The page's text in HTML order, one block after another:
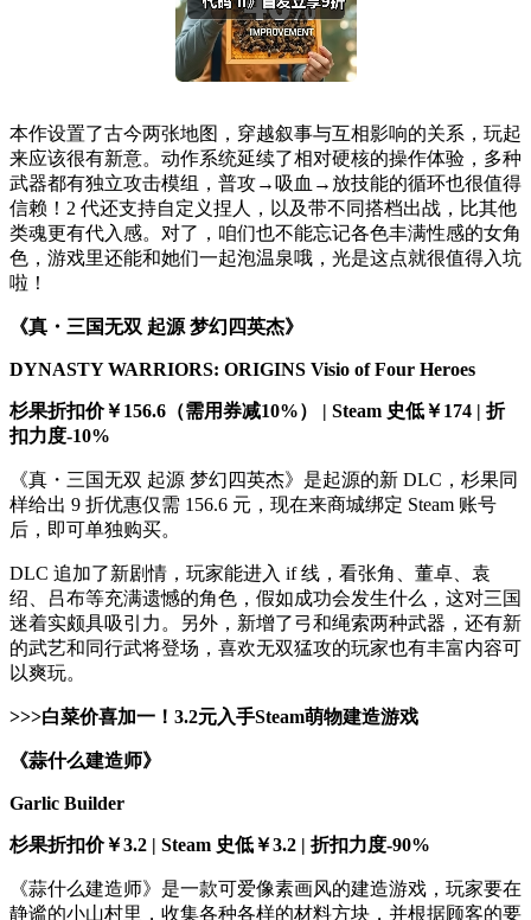
本作设置了古今两张地图，穿越叙事与互相影响的关系，玩起
来应该很有新意。动作系统延续了相对硬核的操作体验，多种
武器都有独立攻击模组，普攻→吸血→放技能的循环也很值得
信赖！2 代还支持自定义捏人，以及带不同搭档出战，比其他
类魂更有代入感。对了，咱们也不能忘记各色丰满性感的女角
色，游戏里还能和她们一起泡温泉哦，光是这点就很值得入坑
啦！
《真・三国无双 起源 梦幻四英杰》
DYNASTY WARRIORS: ORIGINS Visio of Four Heroes
杉果折扣价￥156.6（需用券减10%） | Steam 史低￥174 | 折
扣力度-10%
《真・三国无双 起源 梦幻四英杰》是起源的新 DLC，杉果同
样给出 9 折优惠仅需 156.6 元，现在来商城绑定 Steam 账号
后，即可单独购买。
DLC 追加了新剧情，玩家能进入 if 线，看张角、董卓、袁
绍、吕布等充满遗憾的角色，假如成功会发生什么，这对三国
迷着实颇具吸引力。另外，新增了弓和绳索两种武器，还有新
的武艺和同行武将登场，喜欢无双猛攻的玩家也有丰富内容可
以爽玩。
>>>白菜价喜加一！3.2元入手Steam萌物建造游戏
《蒜什么建造师》
Garlic Builder
杉果折扣价￥3.2 | Steam 史低￥3.2 | 折扣力度-90%
《蒜什么建造师》是一款可爱像素画风的建造游戏，玩家要在
静谧的小山村里，收集各种各样的材料方块，并根据顾客的要